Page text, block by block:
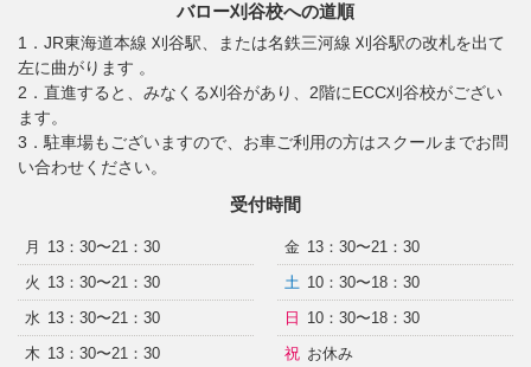
バロー刈谷校への道順
1．JR東海道本線 刈谷駅、または名鉄三河線 刈谷駅の改札を出て
左に曲がります 。
2．直進すると、みなくる刈谷があり、2階にECC刈谷校がござい
ます。
3．駐車場もございますので、お車ご利用の方はスクールまでお問
い合わせください。
受付時間
月
13：30〜21：30
火 13：30〜21：30
水 13：30〜21：30
木 13：30〜21：30
金 13：30〜21：30
土 10：30〜18：30
日
10：30〜18：30
祝 お休み